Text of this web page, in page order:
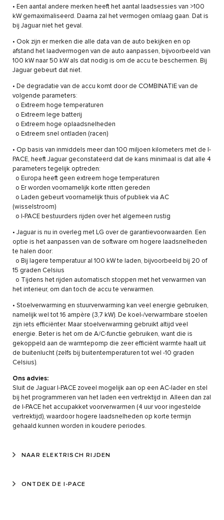
• Een aantal andere merken heeft het aantal laadsessies van >100
kW gemaximaliseerd. Daarna zal het vermogen omlaag gaan. Dat is
bij Jaguar niet het geval.
• Ook zijn er merken die alle data van de auto bekijken en op
afstand het laadvermogen van de auto aanpassen, bijvoorbeeld van
100 kW naar 50 kW als dat nodig is om de accu te beschermen. Bij
Jaguar gebeurt dat niet.
• De degradatie van de accu komt door de COMBINATIE van de
volgende parameters:
o Extreem hoge temperaturen
o Extreem lege batterij
o Extreem hoge oplaadsnelheden
o Extreem snel ontladen (racen)
• Op basis van inmiddels meer dan 100 miljoen kilometers met de I-
PACE, heeft Jaguar geconstateerd dat de kans minimaal is dat alle 4
parameters tegelijk optreden:
o Europa heeft geen extreem hoge temperaturen
o Er worden voornamelijk korte ritten gereden
o Laden gebeurt voornamelijk thuis of publiek via AC
(wisselstroom)
o I-PACE bestuurders rijden over het algemeen rustig
• Jaguar is nu in overleg met LG over de garantievoorwaarden. Een
optie is het aanpassen van de software om hogere laadsnelheden
te halen door:
o Bij lagere temperatuur al 100 kW te laden, bijvoorbeeld bij 20 of
15 graden Celsius
o Tijdens het rijden automatisch stoppen met het verwarmen van
het interieur, om dan toch de accu te verwarmen.
• Stoelverwarming en stuurverwarming kan veel energie gebruiken,
namelijk wel tot 16 ampère (3,7 kW). De koel-/verwarmbare stoelen
zijn iets efficiënter. Maar stoelverwarming gebruikt altijd veel
energie. Beter is het om de A/C-functie gebruiken, want die is
gekoppeld aan de warmtepomp die zeer efficiënt warmte haalt uit
de buitenlucht (zelfs bij buitentemperaturen tot wel -10 graden
Celsius).
Ons advies:
Sluit de Jaguar I-PACE zoveel mogelijk aan op een AC-lader en stel
bij het programmeren van het laden een vertrektijd in. Alleen dan zal
de I-PACE het accupakket voorverwarmen (4 uur voor ingestelde
vertrektijd), waardoor hogere laadsnelheden op korte termijn
gehaald kunnen worden in koudere periodes.
NAAR ELEKTRISCH RIJDEN
ONTDEK DE I-PACE